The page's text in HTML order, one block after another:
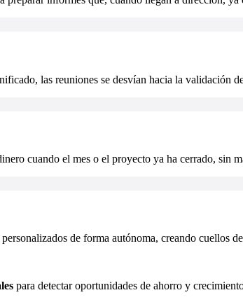
las reuniones se desvían hacia la validación
cuando el mes o el proyecto ya ha cerrado, sin
de forma autónoma, creando cuellos
para detectar oportunidades de ahorro y